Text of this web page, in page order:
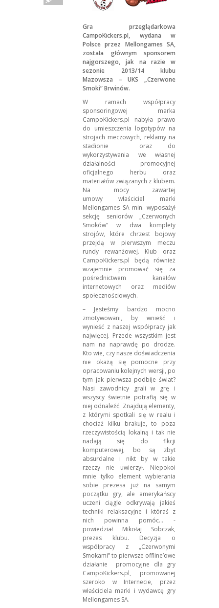
Gra przeglądarkowa
CampoKickers.pl, wydana w
Polsce przez Mellongames SA,
została głównym sponsorem
najgorszego, jak na razie w
sezonie 2013/14 klubu
Mazowsza – UKS „Czerwone
Smoki” Brwinów.
W ramach współpracy
sponsoringowej marka
CampoKickers.pl nabyła prawo
do umieszczenia logotypów na
strojach meczowych, reklamy na
stadionie oraz do
wykorzystywania we własnej
działalności promocyjnej
oficjalnego herbu oraz
materiałów związanych z klubem.
Na mocy zawartej
umowy właściciel marki
Mellongames SA min. wyposażył
sekcję seniorów „Czerwonych
Smoków” w dwa komplety
strojów, które chrzest bojowy
przejdą w pierwszym meczu
rundy rewanżowej. Klub oraz
CampoKickers.pl będą również
wzajemnie promować się za
pośrednictwem kanałów
internetowych oraz mediów
społecznościowych.
– Jesteśmy bardzo mocno
zmotywowani, by wnieść i
wynieść z naszej współpracy jak
najwięcej. Przede wszystkim jest
nam na naprawdę po drodze.
Kto wie, czy nasze doświadczenia
nie okażą się pomocne przy
opracowaniu kolejnych wersji, po
tym jak pierwsza podbije świat?
Nasi zawodnicy grali w grę i
wszyscy świetnie potrafią się w
niej odnaleźć. Znajdują elementy,
z którymi spotkali się w realu i
chociaż kilku brakuje, to poza
rzeczywistością lokalną i tak nie
nadają się do fikcji
komputerowej, bo są zbyt
absurdalne i nikt by w takie
rzeczy nie uwierzył. Niepokoi
mnie tylko element wybierania
sobie prezesa już na samym
początku gry, ale amerykańscy
uczeni ciągle odkrywają jakieś
techniki relaksacyjne i któraś z
nich powinna pomóc… -
powiedział Mikołaj Sobczak,
prezes klubu. Decyzja o
współpracy z „Czerwonymi
Smokami” to pierwsze offline’owe
działanie promocyjne dla gry
CampoKickers.pl, promowanej
szeroko w Internecie, przez
właściciela marki i wydawcę gry
Mellongames SA.